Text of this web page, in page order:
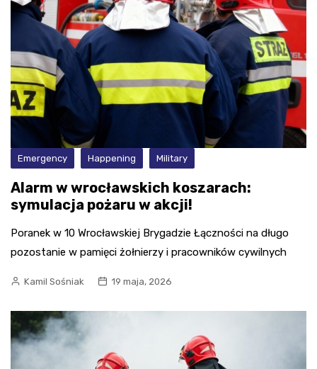
Emergency Happening Military
Alarm w wrocławskich koszarach:
symulacja pożaru w akcji!
Poranek w 10 Wrocławskiej Brygadzie Łączności na długo
pozostanie w pamięci żołnierzy i pracowników cywilnych
Kamil Sośniak 19 maja, 2026